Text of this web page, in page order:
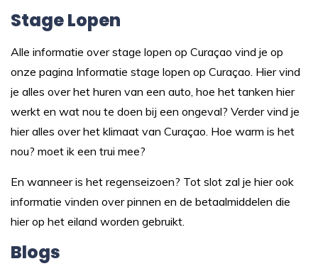
Stage Lopen
Alle informatie over stage lopen op Curaçao vind je op
onze pagina Informatie stage lopen op Curaçao. Hier vind
je alles over het huren van een auto, hoe het tanken hier
werkt en wat nou te doen bij een ongeval? Verder vind je
hier alles over het klimaat van Curaçao. Hoe warm is het
nou? moet ik een trui mee?
En wanneer is het regenseizoen? Tot slot zal je hier ook
informatie vinden over pinnen en de betaalmiddelen die
hier op het eiland worden gebruikt.
Blogs